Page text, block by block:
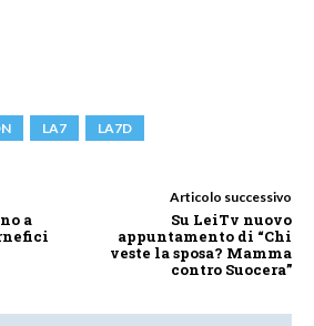
LA7 LA7D
a
Articolo successivo
Su LeiTv nuovo
appuntamento di “Chi
veste la sposa? Mamma
contro Suocera”